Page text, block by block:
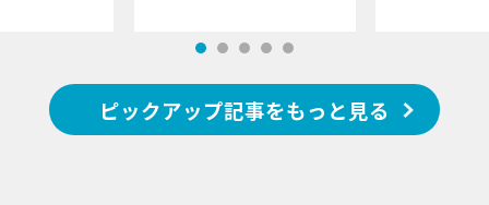
ピックアップ記事をもっと見る